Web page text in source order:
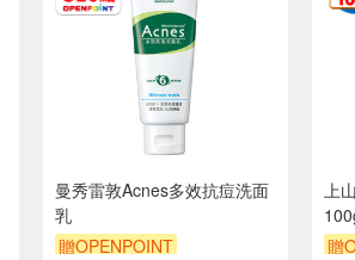
曼秀雷敦Acnes多效抗痘洗面
乳
贈OPENPOINT
上
贈